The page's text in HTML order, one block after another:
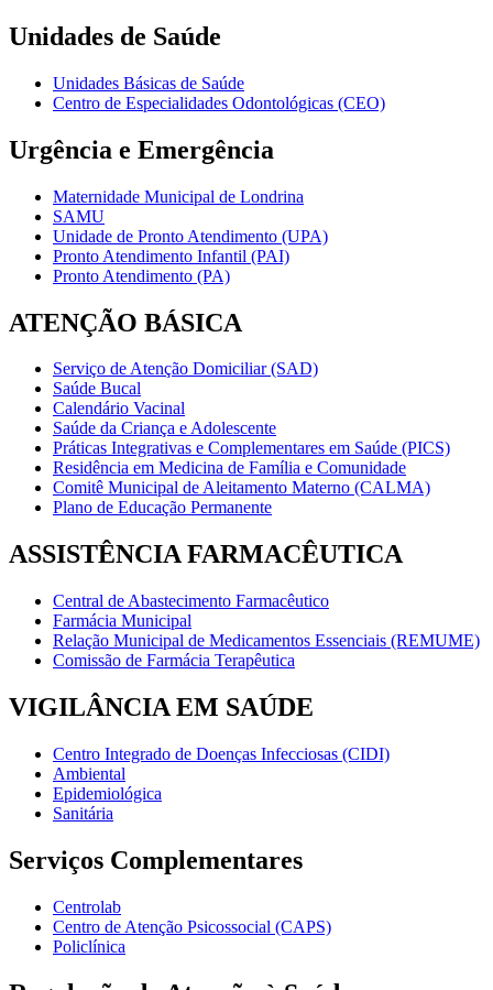
Unidades de Saúde
Unidades Básicas de Saúde
Centro de Especialidades Odontológicas (CEO)
Urgência e Emergência
Maternidade Municipal de Londrina
SAMU
Unidade de Pronto Atendimento (UPA)
Pronto Atendimento Infantil (PAI)
Pronto Atendimento (PA)
ATENÇÃO BÁSICA
Serviço de Atenção Domiciliar (SAD)
Saúde Bucal
Calendário Vacinal
Saúde da Criança e Adolescente
Práticas Integrativas e Complementares em Saúde (PICS)
Residência em Medicina de Família e Comunidade
Comitê Municipal de Aleitamento Materno (CALMA)
Plano de Educação Permanente
ASSISTÊNCIA FARMACÊUTICA
Central de Abastecimento Farmacêutico
Farmácia Municipal
Relação Municipal de Medicamentos Essenciais (REMUME)
Comissão de Farmácia Terapêutica
VIGILÂNCIA EM SAÚDE
Centro Integrado de Doenças Infecciosas (CIDI)
Ambiental
Epidemiológica
Sanitária
Serviços Complementares
Centrolab
Centro de Atenção Psicossocial (CAPS)
Policlínica